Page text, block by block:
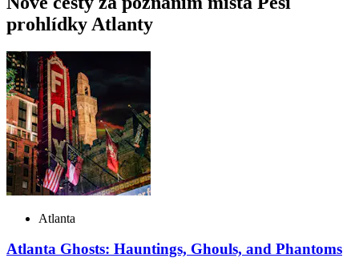
prohlídky Atlanty
Atlanta
Atlanta Ghosts: Hauntings, Ghouls, and Phantoms